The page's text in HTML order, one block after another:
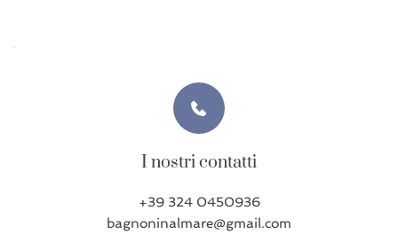
I nostri contatti
+39 324 0450936
bagnoninalmare@gmail.com